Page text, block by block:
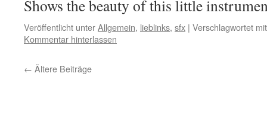
Shows the beauty of this little
Veröffentlicht unterAllgemein, lieblinks, sfx | Verschlagwortet mit
Kommentar hinterlassen
← Ältere Beiträge